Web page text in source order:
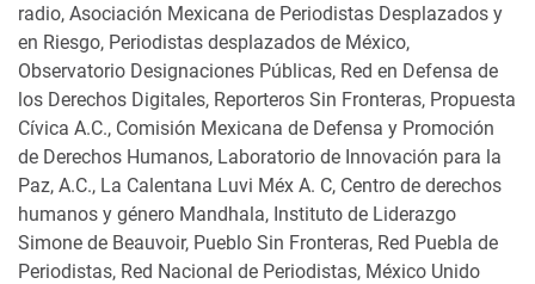
radio, Asociación Mexicana de Periodistas Desplazados y
en Riesgo, Periodistas desplazados de México,
Observatorio Designaciones Públicas, Red en Defensa de
los Derechos Digitales, Reporteros Sin Fronteras, Propuesta
Cívica A.C., Comisión Mexicana de Defensa y Promoción
de Derechos Humanos, Laboratorio de Innovación para la
Paz, A.C., La Calentana Luvi Méx A. C, Centro de derechos
humanos y género Mandhala, Instituto de Liderazgo
Simone de Beauvoir, Pueblo Sin Fronteras, Red Puebla de
Periodistas, Red Nacional de Periodistas, México Unido